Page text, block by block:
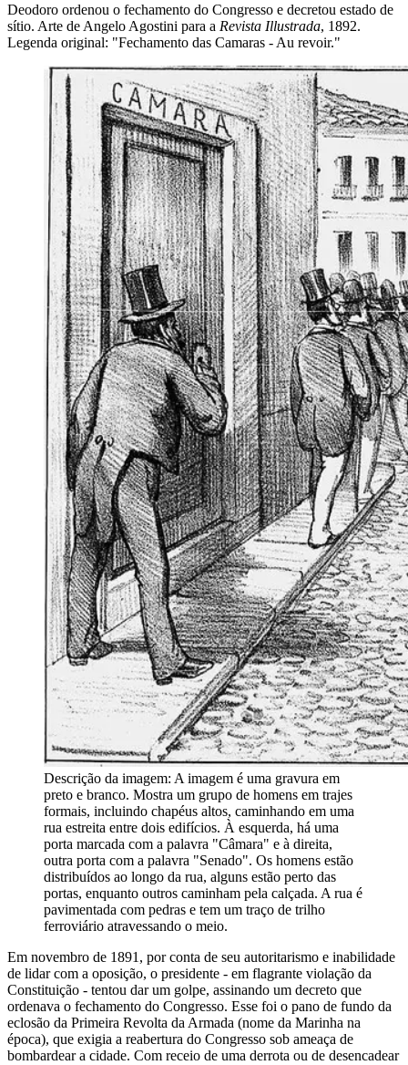
Deodoro ordenou o fechamento do Congresso e decretou estado de
sítio. Arte de Angelo Agostini para a Revista Illustrada, 1892.
Legenda original: "Fechamento das Camaras - Au revoir."
Descrição da imagem: A imagem é uma gravura em
preto e branco. Mostra um grupo de homens em trajes
formais, incluindo chapéus altos, caminhando em uma
rua estreita entre dois edifícios. À esquerda, há uma
porta marcada com a palavra "Câmara" e à direita,
outra porta com a palavra "Senado". Os homens estão
distribuídos ao longo da rua, alguns estão perto das
portas, enquanto outros caminham pela calçada. A rua é
pavimentada com pedras e tem um traço de trilho
ferroviário atravessando o meio.
Em novembro de 1891, por conta de seu autoritarismo e inabilidade
de lidar com a oposição, o presidente - em flagrante violação da
Constituição - tentou dar um golpe, assinando um decreto que
ordenava o fechamento do Congresso. Esse foi o pano de fundo da
eclosão da Primeira Revolta da Armada (nome da Marinha na
época), que exigia a reabertura do Congresso sob ameaça de
bombardear a cidade. Com receio de uma derrota ou de desencadear